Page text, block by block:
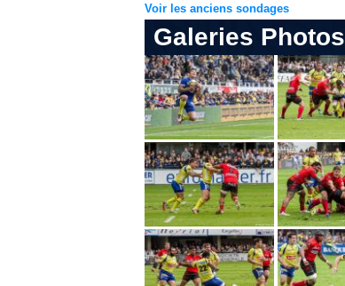
Voir les anciens sondages
Galeries Photos